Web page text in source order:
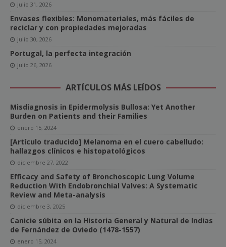
julio 31, 2026
Envases flexibles: Monomateriales, más fáciles de
reciclar y con propiedades mejoradas
julio 30, 2026
Portugal, la perfecta integración
julio 26, 2026
ARTÍCULOS MÁS LEÍDOS
Misdiagnosis in Epidermolysis Bullosa: Yet Another
Burden on Patients and their Families
enero 15, 2024
[Artículo traducido] Melanoma en el cuero cabelludo:
hallazgos clínicos e histopatológicos
diciembre 27, 2022
Efficacy and Safety of Bronchoscopic Lung Volume
Reduction With Endobronchial Valves: A Systematic
Review and Meta-analysis
diciembre 3, 2025
Canicie súbita en la Historia General y Natural de Indias
de Fernández de Oviedo (1478-1557)
enero 15, 2024